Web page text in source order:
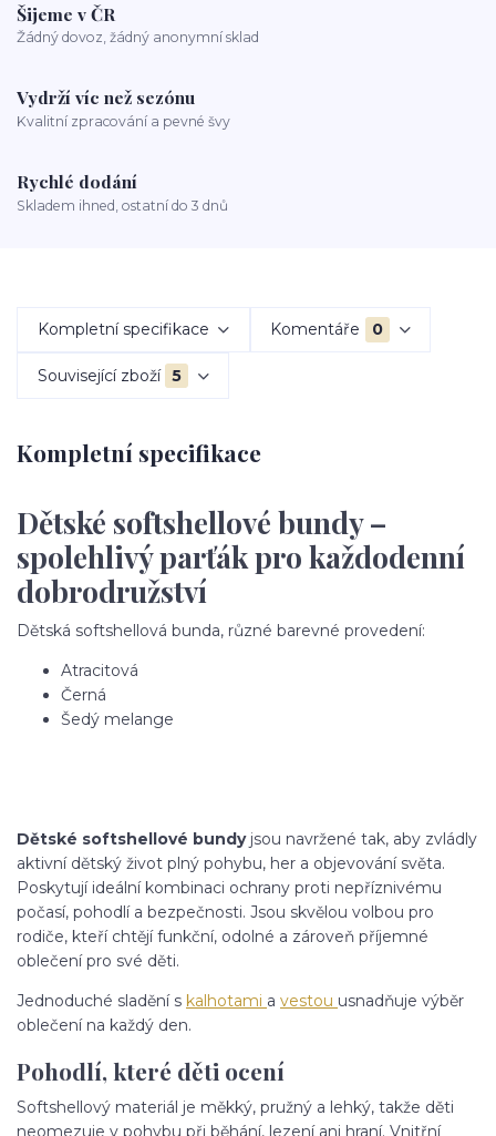
Šijeme v ČR
Žádný dovoz, žádný anonymní sklad
Vydrží víc než sezónu
Kvalitní zpracování a pevné švy
Rychlé dodání
Skladem ihned, ostatní do 3 dnů
Kompletní specifikace Komentáře 0
Související zboží 5
Kompletní specifikace
Dětské softshellové bundy –
spolehlivý parťák pro každodenní
dobrodružství
Dětská softshellová bunda, různé barevné provedení:
Atracitová
Černá
Šedý melange
Dětské softshellové bundyjsou navržené tak, aby zvládly
aktivní dětský život plný pohybu, her a objevování světa.
Poskytují ideální kombinaci ochrany proti nepříznivému
počasí, pohodlí a bezpečnosti. Jsou skvělou volbou pro
rodiče, kteří chtějí funkční, odolné a zároveň příjemné
oblečení pro své děti.
Jednoduché sladění s kalhotami a vestou usnadňuje výběr
oblečení na každý den.
Pohodlí, které děti ocení
Softshellový materiál je měkký, pružný a lehký, takže děti
neomezuje v pohybu při běhání, lezení ani hraní. Vnitřní